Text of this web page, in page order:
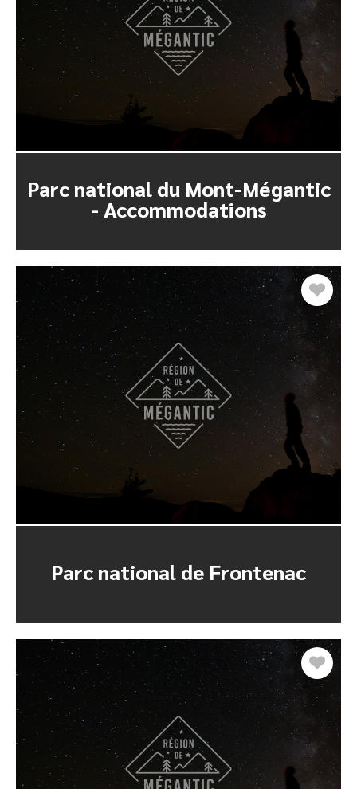
Parc national du Mont-Mégantic
- Accommodations
Parc national de Frontenac